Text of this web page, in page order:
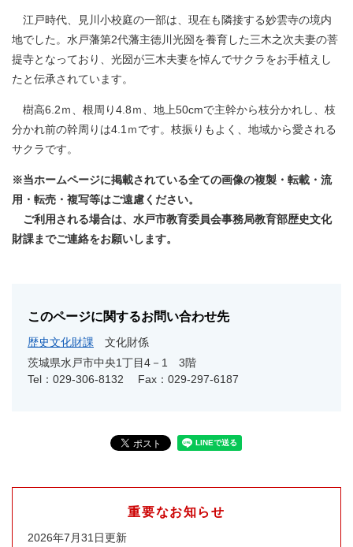
江戸時代、見川小校庭の一部は、現在も隣接する妙雲寺の境内
地でした。水戸藩第2代藩主徳川光圀を養育した三木之次夫妻の菩
提寺となっており、光圀が三木夫妻を悼んでサクラをお手植えし
たと伝承されています。
樹高6.2ｍ、根周り4.8ｍ、地上50cmで主幹から枝分かれし、枝
分かれ前の幹周りは4.1ｍです。枝振りもよく、地域から愛される
サクラです。
※当ホームページに掲載されている全ての画像の複製・転載・流
用・転売・複写等はご遠慮ください。
ご利用される場合は、水戸市教育委員会事務局教育部歴史文化
財課までご連絡をお願いします。
このページに関するお問い合わせ先
歴史文化財課
文化財係
茨城県水戸市中央1丁目4－1 3階
Tel：029-306-8132
Fax：029-297-6187
重要なお知らせ
2026年7月31日更新